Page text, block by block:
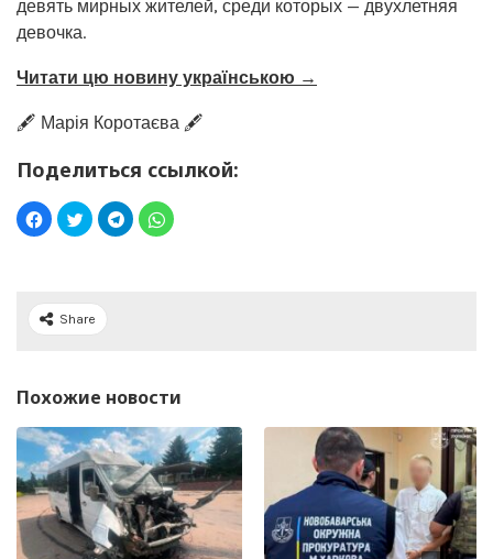
девять мирных жителей, среди которых — двухлетняя
девочка.
Читати цю новину українською →
🖋️ Марія Коротаєва 🖋️
Поделиться ссылкой:
Share
Похожие новости